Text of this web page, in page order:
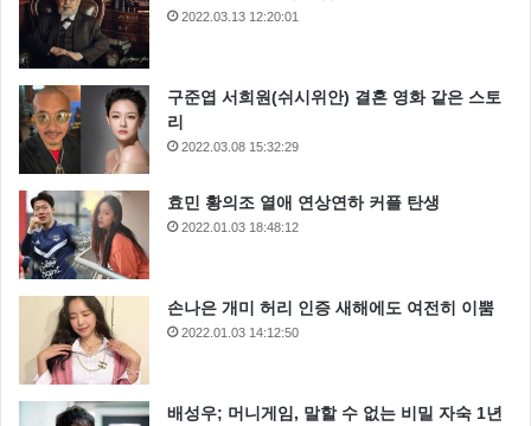
2022.03.13 12:20:01
구준엽 서희원(쉬시위안) 결혼 영화 같은 스토
리
2022.03.08 15:32:29
효민 황의조 열애 연상연하 커플 탄생
2022.01.03 18:48:12
손나은 개미 허리 인증 새해에도 여전히 이뿜
2022.01.03 14:12:50
배성우; 머니게임, 말할 수 없는 비밀 자숙 1년